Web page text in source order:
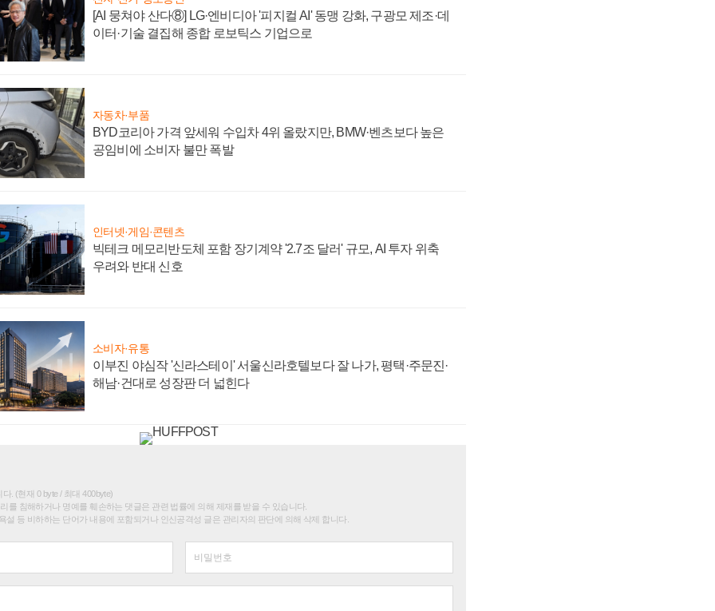
[AI 뭉쳐야 산다⑧] LG·엔비디아 '피지컬 AI' 동맹 강화, 구광모 제조·데
이터·기술 결집해 종합 로보틱스 기업으로
자동차·부품
BYD코리아 가격 앞세워 수입차 4위 올랐지만, BMW·벤츠보다 높은
공임비에 소비자 불만 폭발
인터넷·게임·콘텐츠
빅테크 메모리반도체 포함 장기계약 '2.7조 달러' 규모, AI 투자 위축
우려와 반대 신호
소비자·유통
이부진 야심작 '신라스테이' 서울신라호텔보다 잘 나가, 평택·주문진·
해남·건대로 성장판 더 넓힌다
. (현재 0 byte / 최대 400byte)
를 침해하거나 명예를 훼손하는 댓글은 관련 법률에 의해 제재를 받을 수 있습니다.
설 등 비하하는 단어가 내용에 포함되거나 인신공격성 글은 관리자의 판단에 의해 삭제 합니다.